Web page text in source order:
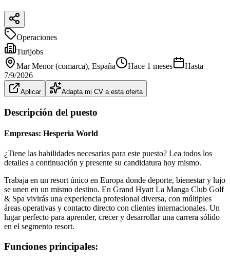
Operaciones
Turijobs
Mar Menor (comarca), España Hace 1 meses
Hasta
7/9/2026
Aplicar Adapta mi CV a esta oferta
Descripción del puesto
Empresas: Hesperia World
¿Tiene las habilidades necesarias para este puesto? Lea todos los
detalles a continuación y presente su candidatura hoy mismo.
Trabaja en un resort único en Europa donde deporte, bienestar y lujo
se unen en un mismo destino. En Grand Hyatt La Manga Club Golf
& Spa vivirás una experiencia profesional diversa, con múltiples
áreas operativas y contacto directo con clientes internacionales. Un
lugar perfecto para aprender, crecer y desarrollar una carrera sólido
en el segmento resort.
Funciones principales: